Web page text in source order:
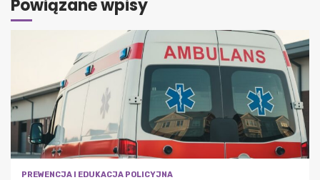
Powiązane wpisy
PREWENCJA I EDUKACJA POLICYJNA